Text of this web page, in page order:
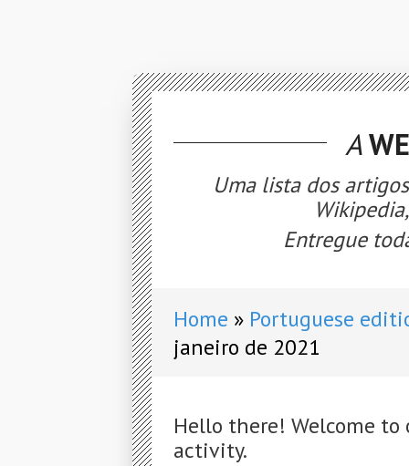
A
Uma lista dos
Entregue
Home
Portuguese
janeiro de 2021
Hello there! Welcome
activity.